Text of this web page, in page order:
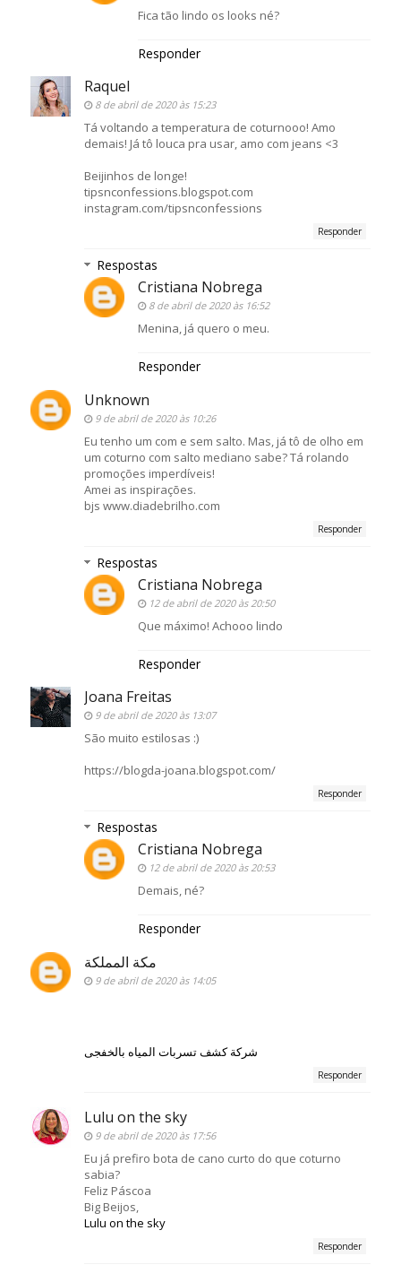
Fica tão lindo os looks né?
Responder
Raquel
8 de abril de 2020 às 15:23
Tá voltando a temperatura de coturnooo! Amo
demais! Já tô louca pra usar, amo com jeans <3
Beijinhos de longe!
tipsnconfessions.blogspot.com
instagram.com/tipsnconfessions
Responder
Respostas
Cristiana Nobrega
8 de abril de 2020 às 16:52
Menina, já quero o meu.
Responder
Unknown
9 de abril de 2020 às 10:26
Eu tenho um com e sem salto. Mas, já tô de olho em
um coturno com salto mediano sabe? Tá rolando
promoções imperdíveis!
Amei as inspirações.
bjs www.diadebrilho.com
Responder
Respostas
Cristiana Nobrega
12 de abril de 2020 às 20:50
Que máximo! Achooo lindo
Responder
Joana Freitas
9 de abril de 2020 às 13:07
São muito estilosas :)
https://blogda-joana.blogspot.com/
Responder
Respostas
Cristiana Nobrega
12 de abril de 2020 às 20:53
Demais, né?
Responder
مكة المملكة
9 de abril de 2020 às 14:05
شركة كشف تسربات المياه بالخفجى
Responder
Lulu on the sky
9 de abril de 2020 às 17:56
Eu já prefiro bota de cano curto do que coturno
sabia?
Feliz Páscoa
Big Beijos,
Lulu on the sky
Responder